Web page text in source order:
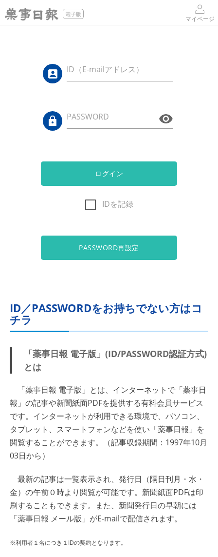
電子版
マイページ
ID（E-mailアドレス）
PASSWORD
ログイン
IDを記録
PASSWORD再設定
ID／PASSWORDをお持ちでない方はコ
チラ
「薬事日報 電子版」(ID/PASSWORD認証方式)
とは
「薬事日報 電子版」とは、インターネットで「薬事日
報」の記事や新聞紙面PDFを提供する有料会員サービス
です。インターネットが利用できる環境で、パソコン、
タブレット、スマートフォンなどを使い「薬事日報」を
閲覧することができます。（記事収録期間：1997年10月
03日から）
最新の記事は一覧表示され、発行日（隔日刊月・水・
金）の午前０時より閲覧が可能です。新聞紙面PDFは印
刷することもできます。また、新聞発行日の早朝には
「薬事日報 メール版」がE-mailで配信されます。
※利用者１名につき１IDの契約となります。